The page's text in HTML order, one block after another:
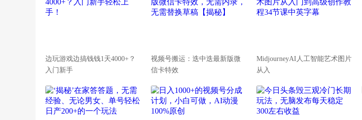
边玩游戏边搞钱钱1天4000+？
入门新手
视频号搬运：迭中迭最新版微
信卡特效
MidjourneyAI人工智能艺术图片
从入